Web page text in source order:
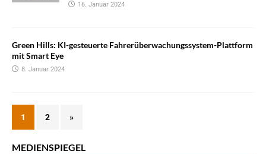
16. Januar 2024
Green Hills: KI-gesteuerte Fahrerüberwachungssystem-Plattform
mit Smart Eye
8. Januar 2024
1 2 »
MEDIENSPIEGEL